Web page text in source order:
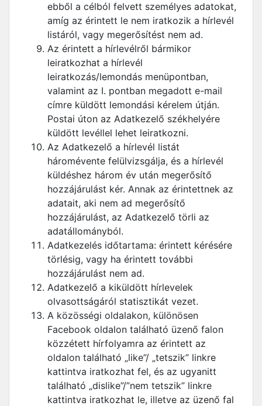
ebből a célból felvett személyes adatokat,
amíg az érintett le nem iratkozik a hírlevél
listáról, vagy megerősítést nem ad.
Az érintett a hírlevélről bármikor
leiratkozhat a hírlevél
leiratkozás/lemondás menüpontban,
valamint az I. pontban megadott e-mail
címre küldött lemondási kérelem útján.
Postai úton az Adatkezelő székhelyére
küldött levéllel lehet leiratkozni.
Az Adatkezelő a hírlevél listát
háromévente felülvizsgálja, és a hírlevél
küldéshez három év után megerősítő
hozzájárulást kér. Annak az érintettnek az
adatait, aki nem ad megerősítő
hozzájárulást, az Adatkezelő törli az
adatállományból.
Adatkezelés időtartama: érintett kérésére
törlésig, vagy ha érintett további
hozzájárulást nem ad.
Adatkezelő a kiküldött hírlevelek
olvasottságáról statisztikát vezet.
A közösségi oldalakon, különösen
Facebook oldalon található üzenő falon
közzétett hírfolyamra az érintett az
oldalon található „like”/ „tetszik” linkre
kattintva iratkozhat fel, és az ugyanitt
található „dislike”/”nem tetszik” linkre
kattintva iratkozhat le, illetve az üzenő fal